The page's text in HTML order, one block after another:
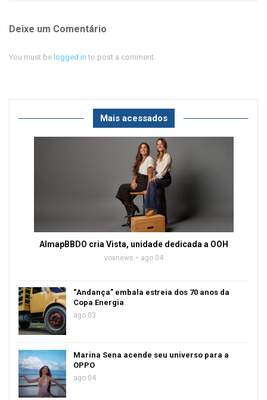
Deixe um Comentário
You must be logged in to post a comment.
Mais acessados
AlmapBBDO cria Vista, unidade dedicada a OOH
voxnews ago 04
“Andança” embala estreia dos 70 anos da
Copa Energia
ago 03
Marina Sena acende seu universo para a
OPPO
ago 04